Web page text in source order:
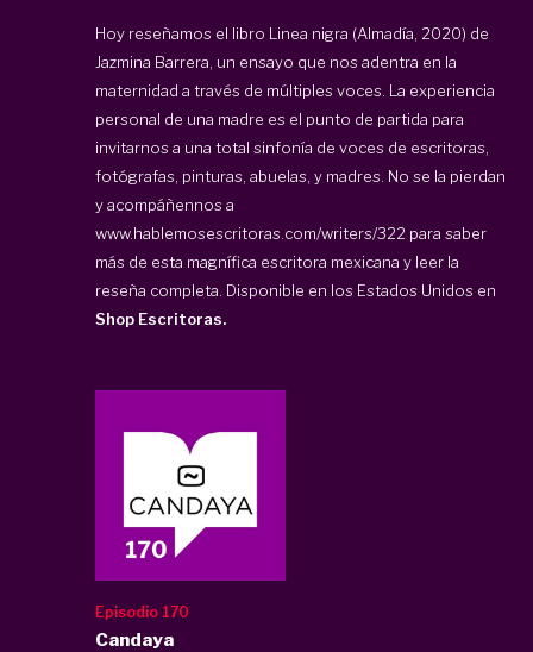
Hoy reseñamos el libro Linea nigra (Almadía, 2020) de
Jazmina Barrera, un ensayo que nos adentra en la
maternidad a través de múltiples voces. La experiencia
personal de una madre es el punto de partida para
invitarnos a una total sinfonía de voces de escritoras,
fotógrafas, pinturas, abuelas, y madres. No se la pierdan
y acompáñennos a
www.hablemosescritoras.com/writers/322 para saber
más de esta magnífica escritora mexicana y leer la
reseña completa. Disponible en los Estados Unidos en
Shop Escritoras.
Episodio 170
Candaya